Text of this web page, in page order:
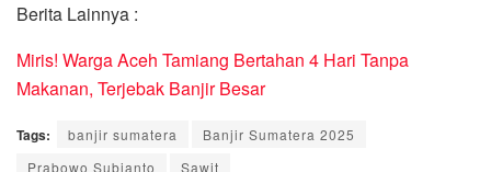
Berita Lainnya :
Miris! Warga Aceh Tamiang Bertahan 4 Hari Tanpa
Makanan, Terjebak Banjir Besar
Tags: banjir sumatera
Banjir Sumatera 2025
Prabowo Subianto
Sawit